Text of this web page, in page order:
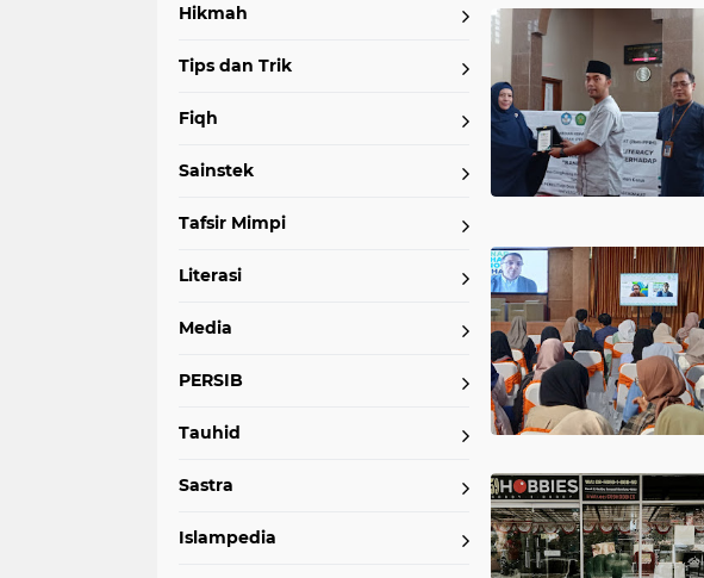
Hikmah
Tips dan Trik
Fiqh
Sainstek
Tafsir Mimpi
Literasi
Media
PERSIB
Tauhid
Sastra
Islampedia